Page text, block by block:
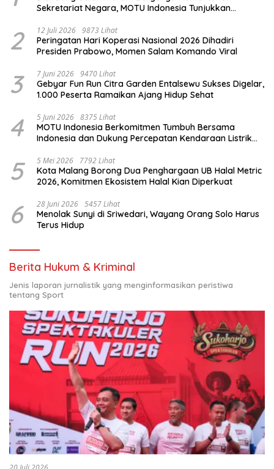
Sekretariat Negara, MOTU Indonesia Tunjukkan
2 12 Juli 2026 9873 Lihat
Peringatan Hari Koperasi Nasional 2026 Dihadiri
Presiden Prabowo, Momen Salam Komando Viral
3 7 Juni 2026 9470 Lihat
Gebyar Fun Run Citra Garden Entalsewu Sukses Digelar,
1.000 Peserta Ramaikan Ajang Hidup Sehat
4 5 Juni 2026 8375 Lihat
MOTU Indonesia Berkomitmen Tumbuh Bersama
Indonesia dan Dukung Percepatan Kendaraan Listrik
5 5 Mei 2026 7792 Lihat
Kota Malang Borong Dua Penghargaan UB Halal Metric
2026, Komitmen Ekosistem Halal Kian Diperkuat
6 28 Juni 2026 5457 Lihat
Menolak Sunyi di Sriwedari, Wayang Orang Solo Harus
Terus Hidup
Berita Hukum & Kriminal
Jenis laporan jurnalistik yang menginformasikan peristiwa
tentang Sport